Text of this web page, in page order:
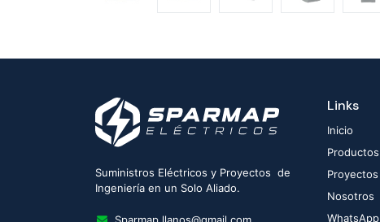
Suministros Eléctricos y Proyectos de
Ingeniería en un Solo Aliado.
Sparmap.llanos@gmail.com
Links
Inicio
Productos
Proyectos
Nosotros
WhatsApp